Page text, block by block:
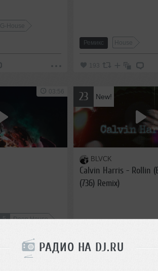
РАДИО НА DJ.RU
G-House
Ремикс House
193
5 Deep House
03:56 23 New!
BLVCK
Calvin Harris - Rollin
(736) Remix)